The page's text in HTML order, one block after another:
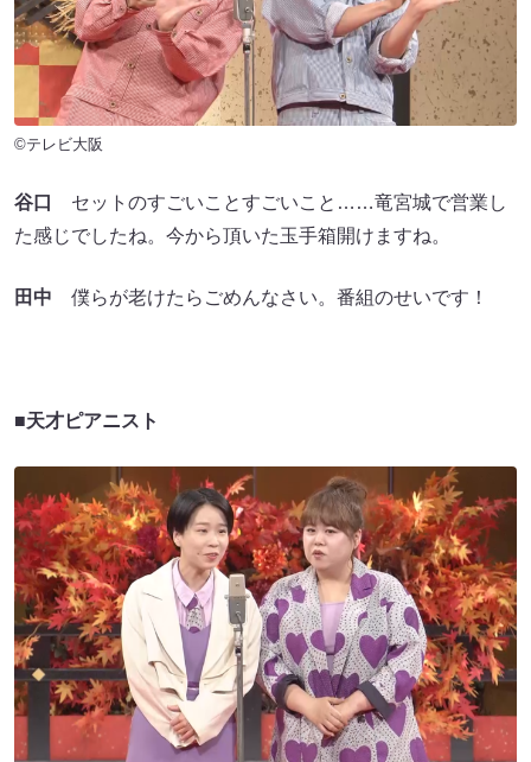
©テレビ大阪
谷口
セットのすごいことすごいこと……竜宮城で営業し
た感じでしたね。今から頂いた玉手箱開けますね。
田中 僕らが老けたらごめんなさい。番組のせいです！
■天才ピアニスト